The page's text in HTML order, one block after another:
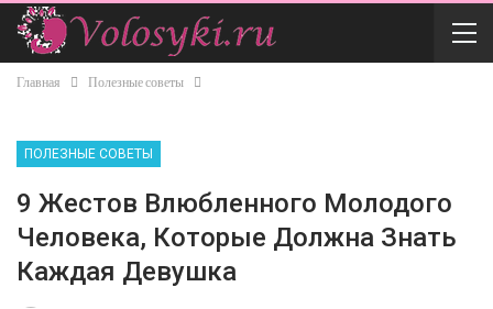
Главная Полезные советы
ПОЛЕЗНЫЕ СОВЕТЫ
9 Жестов Влюбленного Молодого
Человека, Которые Должна Знать
Каждая Девушка